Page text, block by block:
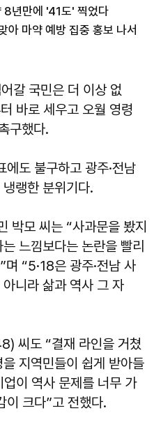
8년만에 '41도' 찍었다
아 마약 예방 집중 홍보 나서
갈 국민은 더 이상 없
바로 세우고 오월 영령
구했다.
도 불구하고 광주·전남
랭한 분위기다.
박모 씨는 “사과문을 봤지
느낌보다는 논란을 빨리
“5·18은 광주·전남 사
니라 삶과 역사 그 자
씨도 “결재 라인을 거쳤
지역민들이 쉽게 받아들
이 역사 문제를 너무 가
이 크다”고 전했다.